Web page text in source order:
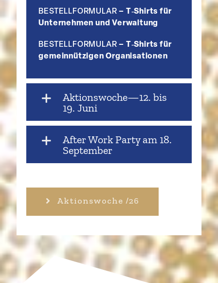
BESTELLFORMULAR– T‑Shirts für
Unter­nehmen und Verwaltung
BESTELLFORMULAR– T‑Shirts für
gemein­nüt­zigen Organisationen
Aktionswoche—12. bis
19. Juni
After Work Party am 18.
September
Aktions­woche /26